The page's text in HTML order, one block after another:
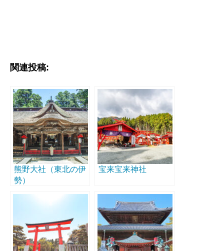
関連投稿:
熊野大社（東北の伊
勢）
宝来宝来神社